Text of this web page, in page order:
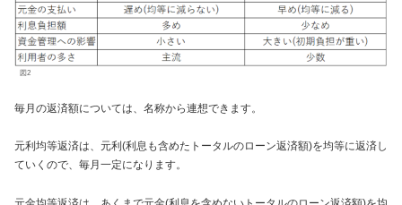
図2
毎月の返済額については、名称から連想できます。
元利均等返済は、元利(利息も含めたトータルのローン返済額)を均等に返済し
ていくので、毎月一定になります。